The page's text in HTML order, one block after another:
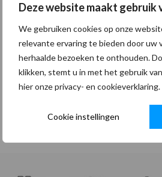
Deze website maakt gebruik
We gebruiken cookies op onze
relevante ervaring te bieden door uw
herhaalde bezoeken te onthouden.
klikken, stemt u in met het gebruik
hier onze privacy- en cookieverklaring.
Cookie instellingen
Je persoonlijke gegevens
ervaring op deze site te
tot je account te beheren en voor
zoals omschreven in onze